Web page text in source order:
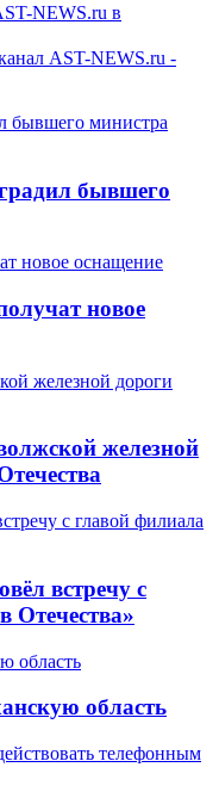
NEWS.ru в
AST-NEWS.ru -
бывшего
новое
железной
встречу с
Отечества»
область